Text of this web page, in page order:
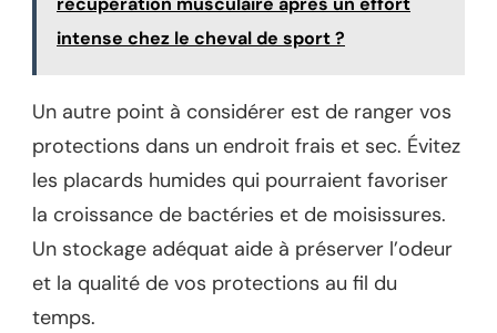
intense chez le cheval de sport ?
Un autre point à considérer est de ranger vos
protections dans un endroit frais et sec. Évitez
les placards humides qui pourraient favoriser
la croissance de bactéries et de moisissures.
Un stockage adéquat aide à préserver l’odeur
et la qualité de vos protections au fil du
temps.